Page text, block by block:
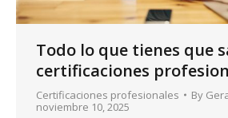
Todo lo que tienes que
certificaciones
Certificaciones profesionales By
noviembre 10, 2025